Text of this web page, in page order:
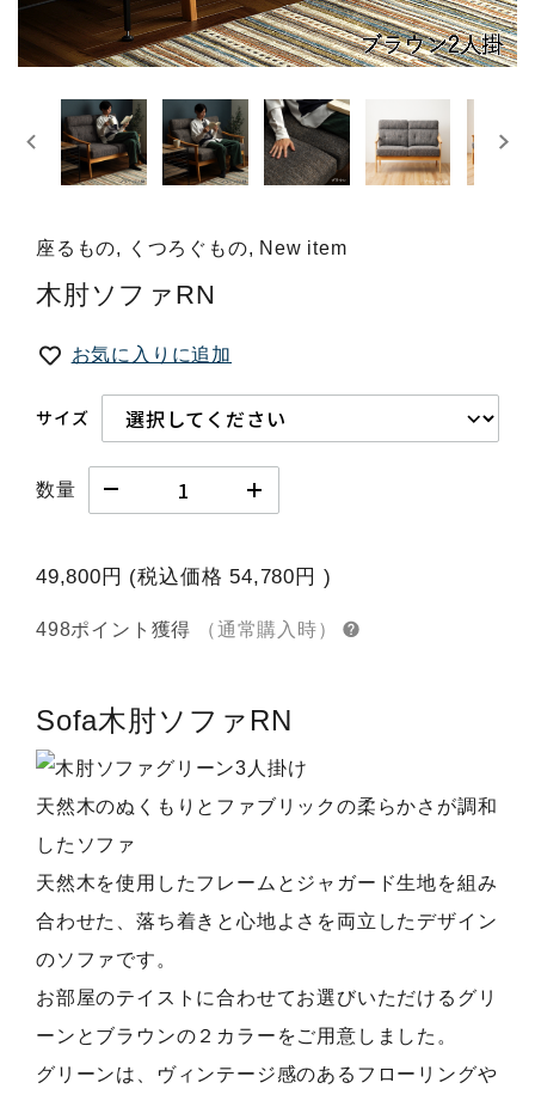
座るもの, くつろぐもの, New item
木肘ソファRN
お気に入りに追加
サイズ
数量
49,800円 (税込価格 54,780円 )
498ポイント獲得 （通常購入時）
Sofa木肘ソファRN
天然木のぬくもりとファブリックの柔らかさが調和
したソファ
天然木を使用したフレームとジャガード生地を組み
合わせた、落ち着きと心地よさを両立したデザイン
のソファです。
お部屋のテイストに合わせてお選びいただけるグリ
ーンとブラウンの２カラーをご用意しました。
グリーンは、ヴィンテージ感のあるフローリングや